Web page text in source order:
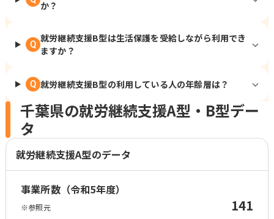
か？
Q
就労継続支援B型は生活保護を受給しながら利用でき
ますか？
Q 就労継続支援B型の利用している人の年齢層は？
千葉県の就労継続支援A型・B型デー
タ
就労継続支援A型のデータ
事業所数（令和5年度）
※参照元 141